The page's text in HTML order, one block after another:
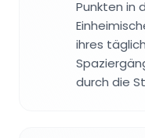
Punkten in
ihres
durch die